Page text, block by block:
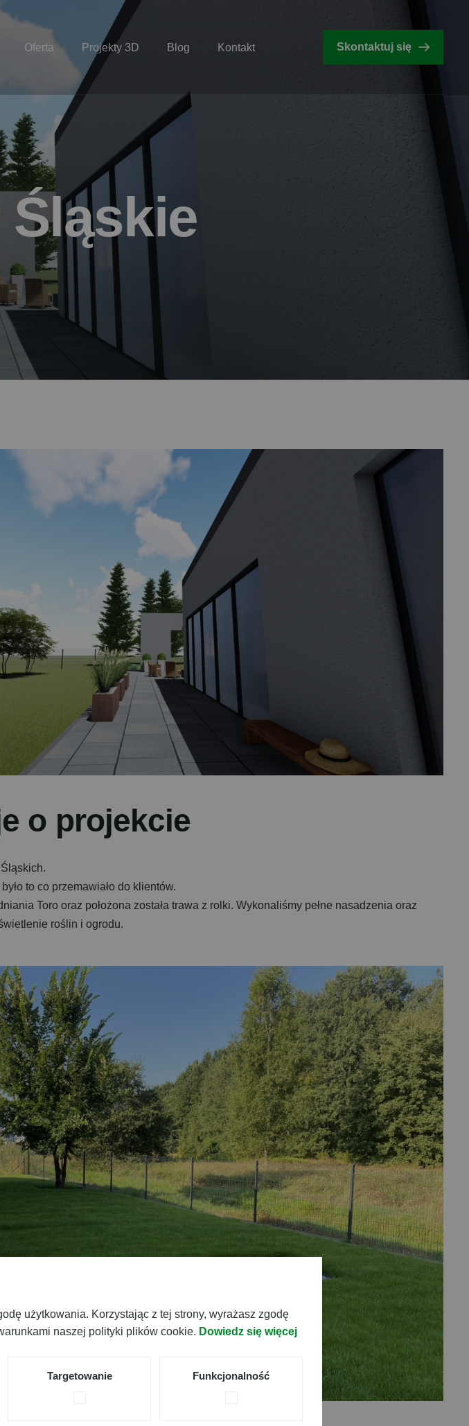
użytkowania. Korzystając z tej strony, wyrażasz zgodę
naszej polityki plików cookie. Dowiedz się więcej
Targetowanie Funkcjonalność
Oferta Projekty 3D Blog Kontakt Skontaktuj się
Śląskie
e o projekcie
to co przemawiało do klientów.
Toro oraz położona została trawa z rolki. Wykonaliśmy pełne nasadzenia oraz
roślin i ogrodu.